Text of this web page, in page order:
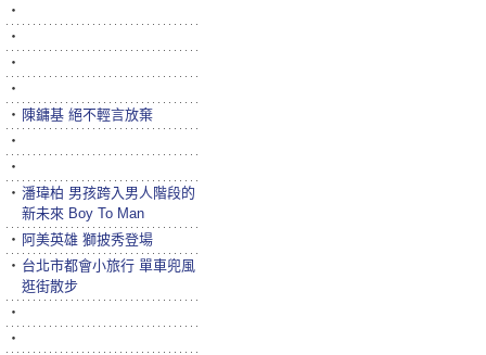
‧
‧
‧
‧
‧ 陳鏞基 絕不輕言放棄
‧
‧
‧ 潘瑋柏 男孩跨入男人階段的
新未來 Boy To Man
‧ 阿美英雄 獅披秀登場
‧ 台北市都會小旅行 單車兜風
逛街散步
‧
‧